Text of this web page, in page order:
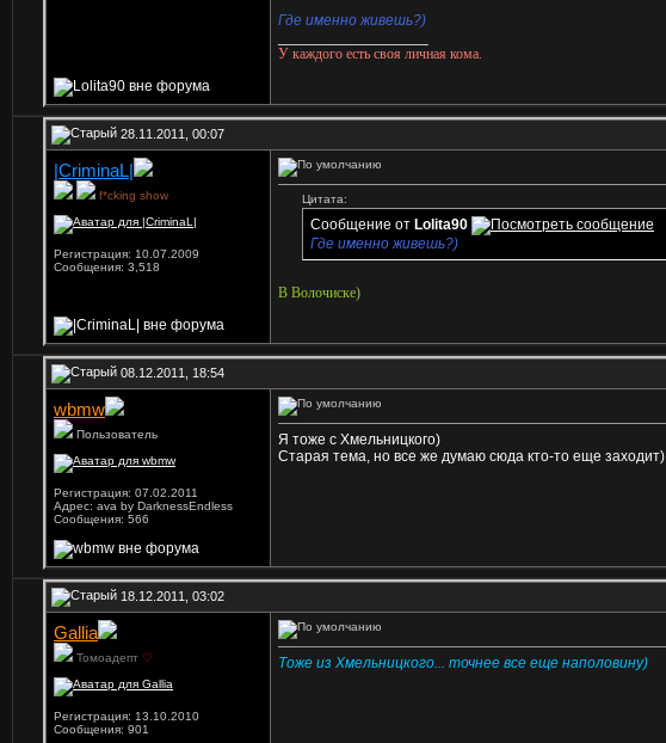
Где именно живешь?)
У каждого есть своя личная кома.
28.11.2011, 00:07
|CriminaL|
f*cking show
Регистрация: 10.07.2009
Сообщения: 3,518
Цитата:
Сообщение от Lolita90
Где именно живешь?)
В Волочиске)
08.12.2011, 18:54
wbmw
Пользователь
Регистрация: 07.02.2011
Адрес: ava by DarknessEndless
Сообщения: 566
Я тоже с Хмельницкого)
Старая тема, но все же думаю сюда кто-то еще заходит)
18.12.2011, 03:02
Gallia
Томоадепт ♡
Регистрация: 13.10.2010
Сообщения: 901
Тоже из Хмельницкого... точнее все еще наполовину)